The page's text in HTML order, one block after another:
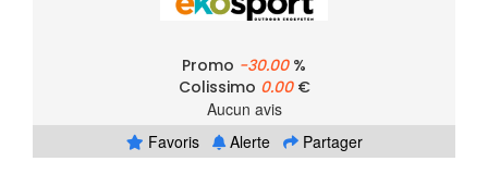
Promo -30.00%
Colissimo 0.00€
Aucun avis
Favoris
Alerte Partager